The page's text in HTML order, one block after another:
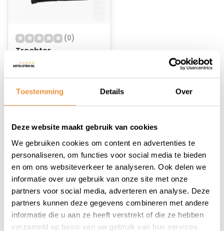
Toestemming Details Over
Deze website maakt gebruik van cookies
We gebruiken cookies om content en advertenties te
personaliseren, om functies voor social media te bieden
en om ons websiteverkeer te analyseren. Ook delen we
informatie over uw gebruik van onze site met onze
partners voor social media, adverteren en analyse. Deze
partners kunnen deze gegevens combineren met andere
informatie die u aan ze heeft verstrekt of die ze hebben
verzameld op basis van uw gebruik van hun services.
(0)
Trechter
benzine/olie met
Op voorraad
19,75
1